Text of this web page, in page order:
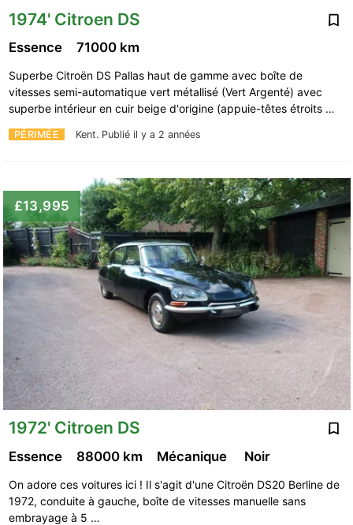
1974' Citroen DS
PÉRIMÉE Kent. Publié il y a 2 années
Essence 71000 km
Superbe Citroën DS Pallas haut de gamme avec boîte de
vitesses semi-automatique vert métallisé (Vert Argenté) avec
superbe intérieur en cuir beige d'origine (appuie-têtes étroits …
£13,995
1972' Citroen DS
Essence 88000 km Mécanique Noir
On adore ces voitures ici ! Il s'agit d'une Citroën DS20 Berline de
1972, conduite à gauche, boîte de vitesses manuelle sans
embrayage à 5 …